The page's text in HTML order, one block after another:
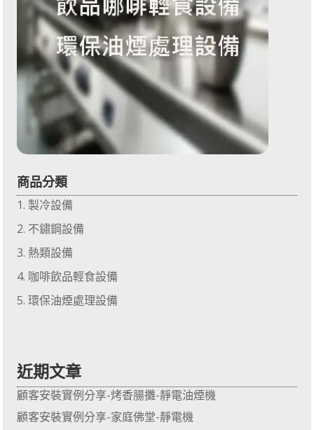
商品分類
製冷設備
不鏽鋼設備
熱類設備
咖啡飲品輕食設備
環保油煙處理設備
近期文章
顧客安裝實例分享-烤香腸攤-靜電油煙機
顧客安裝實例分享-家庭佛堂-靜電機